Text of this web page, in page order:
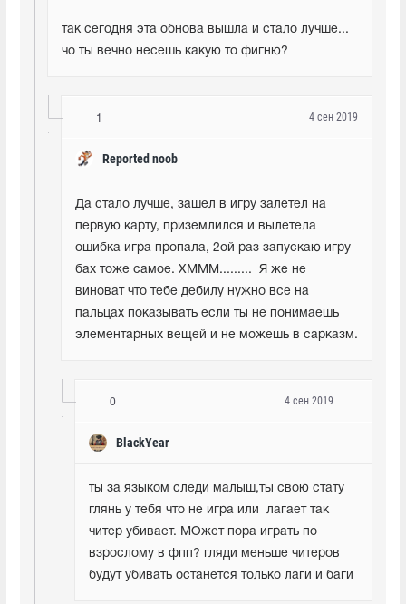
так сегодня эта обнова вышла и стало лучше...
чо ты вечно несешь какую то фигню?
1
Reported noob
4 сен 2019
Да стало лучше, зашел в игру залетел на
первую карту, приземлился и вылетела
ошибка игра пропала, 2ой раз запускаю игру
бах тоже самое. ХМММ.........  Я же не
виноват что тебе дебилу нужно все на
пальцах показывать если ты не понимаешь
элементарных вещей и не можешь в сарказм.
0
BlackYear
4 сен 2019
ты за языком следи малыш,ты свою стату
глянь у тебя что не игра или  лагает так
читер убивает. МОжет пора играть по
взрослому в фпп? гляди меньше читеров
будут убивать останется только лаги и баги